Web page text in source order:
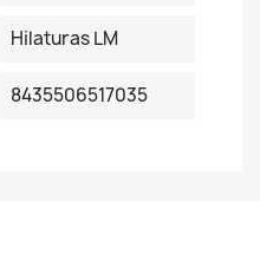
Hilaturas LM
8435506517035